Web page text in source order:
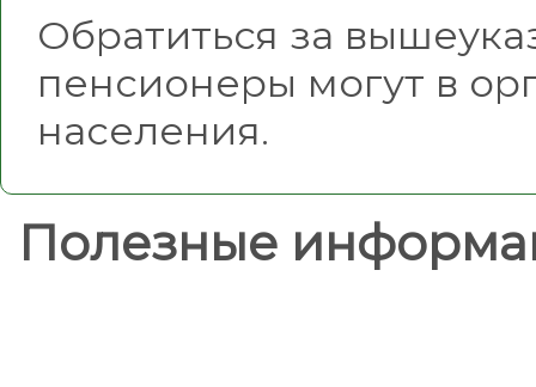
Обратиться за
пенсионеры могут в
населения.
Полезные